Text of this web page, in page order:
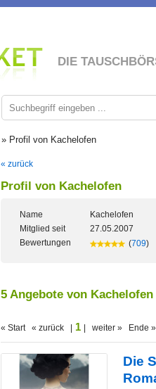
DIE
» Profil von Kachelofen
« zurück
Profil von Kachelofen
Name
Kachelofen
Mitglied seit
27.05.2007
Bewertungen
(709)
5 Angebote von Kachelofen
« Start « zurück | 1 | weiter » Ende »
Die